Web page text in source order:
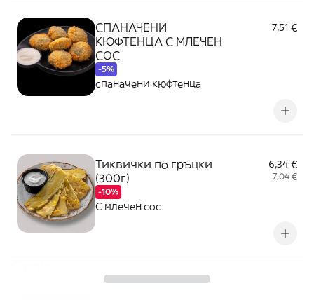
СПАНАЧЕНИ
КЮФТЕНЦА С МЛЕЧЕН
СОС
-5%
7,51 €
спаначени кюфтенца
Тиквички по гръцки
(300г)
-10%
6,34 €
7,04 €
С млечен сос